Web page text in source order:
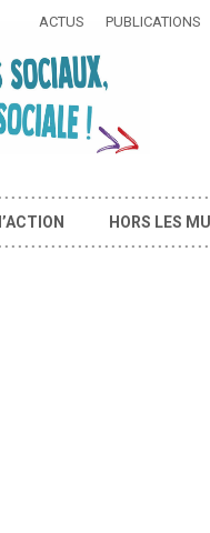
ACTUS PUBLICATIONS
HORS LES